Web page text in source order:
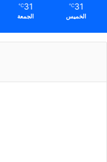
31
℃
الخميس
31
℃
الجمعة